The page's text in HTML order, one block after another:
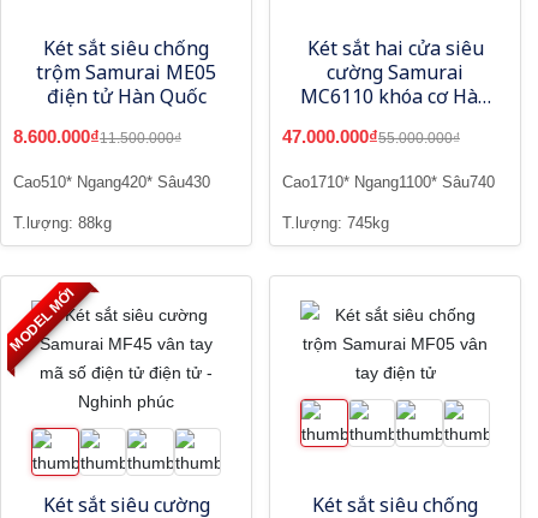
Két sắt siêu chống
trộm Samurai ME05
điện tử Hàn Quốc
8.600.000₫11.500.000₫
Cao510* Ngang420* Sâu430
T.lượng: 88kg
Két sắt hai cửa siêu
cường Samurai
MC6110 khóa cơ Hàn
47.000.000₫55.000.000₫
Cao1710* Ngang1100* Sâu740
T.lượng: 745kg
MODEL MỚI
Két sắt siêu cường
Két sắt siêu chống